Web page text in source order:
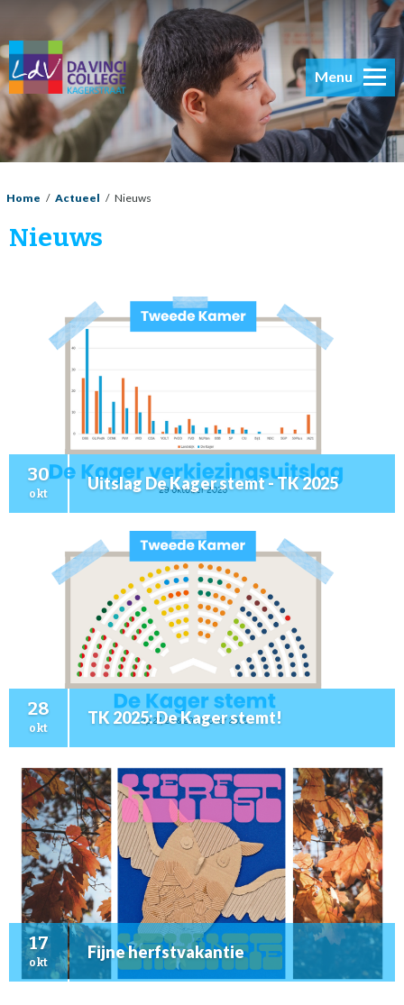
Menu
Home / Actueel / Nieuws
Nieuws
30
okt
Uitslag De Kager stemt - TK 2025
28
okt
TK 2025: De Kager stemt!
17
okt
Fijne herfstvakantie